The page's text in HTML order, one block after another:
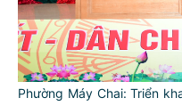
Phường Máy Chai: Triển